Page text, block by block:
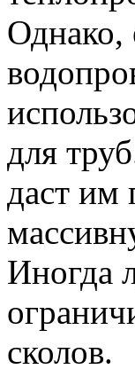
Однако,
для
даст им
Иногда
сколов.